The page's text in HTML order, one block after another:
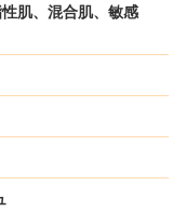
肌、混合肌、敏感